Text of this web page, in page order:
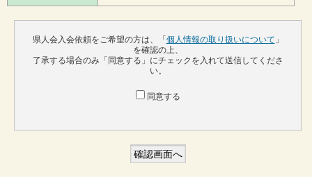
県人会入会依頼をご希望の方は、「個人情報の取り扱いについて 」
を確認の上、
了承する場合のみ「同意する」にチェックを入れて送信してくださ
い。
同意する